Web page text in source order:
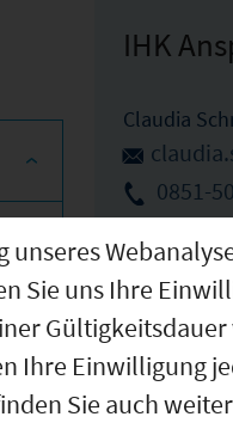
IHK
Claudia
0851-
Sie uns Ihre
Ihre Einwilligung
Sie auch